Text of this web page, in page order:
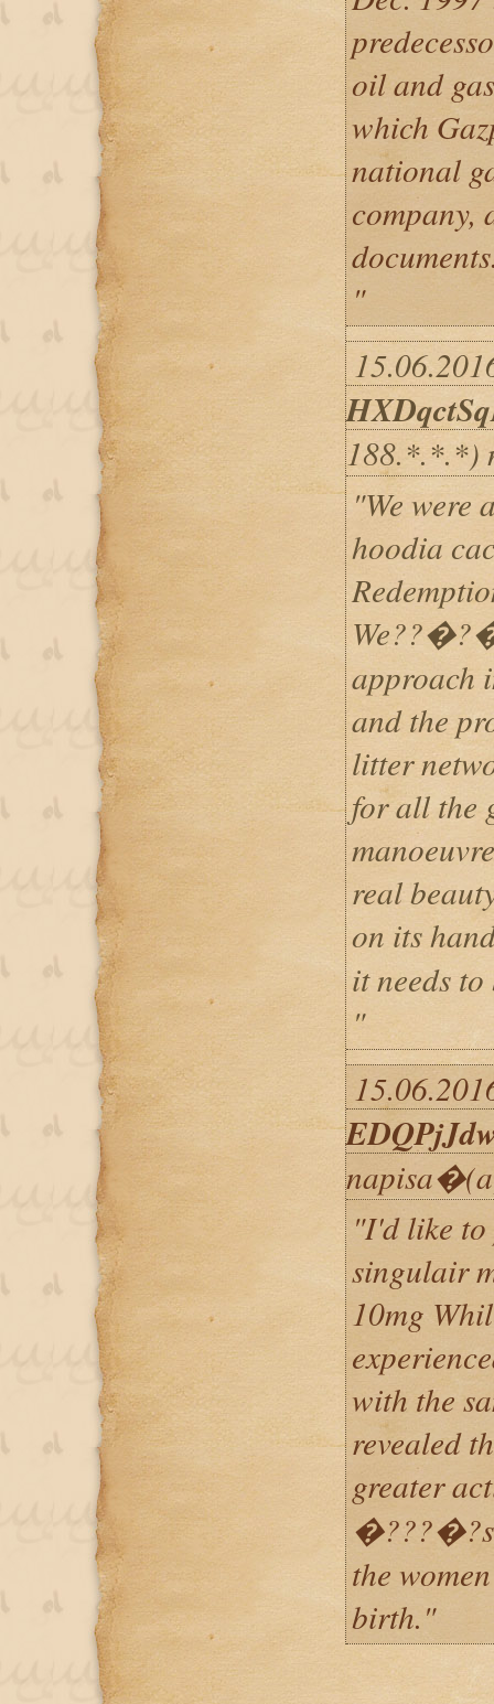
oil and
which
national
company,
"
188.*.*.*)
"We were
hoodia
approach
and the
litter
for all the
real
on its
it needs to
"
"I'd like to
singulair
10mg
with the
revealed
greater
�???�?s
the
birth."